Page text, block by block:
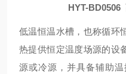
HYT-BD0506
低温恒温水槽，也称循环
热提供恒定温度场源的设
源或冷源，并具备辅助